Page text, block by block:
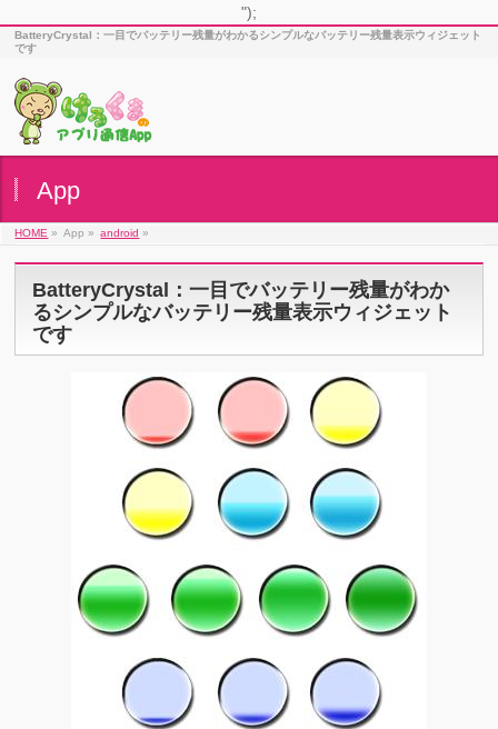
");
BatteryCrystal：一目でバッテリー残量がわかるシンプルなバッテリー残量表示ウィジェット
です
App
HOME » App » android »
BatteryCrystal：一目でバッテリー残量がわか
るシンプルなバッテリー残量表示ウィジェット
です